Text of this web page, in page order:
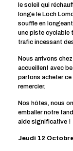
le soleil qui
longe le Loch
souffle en
une piste cyclable
trafic incessant
Nous arrivons
accueillent avec
partons acheter ce
remercier.
Nos hôtes, nous
emballer notre
aide significative !
Jeudi 12